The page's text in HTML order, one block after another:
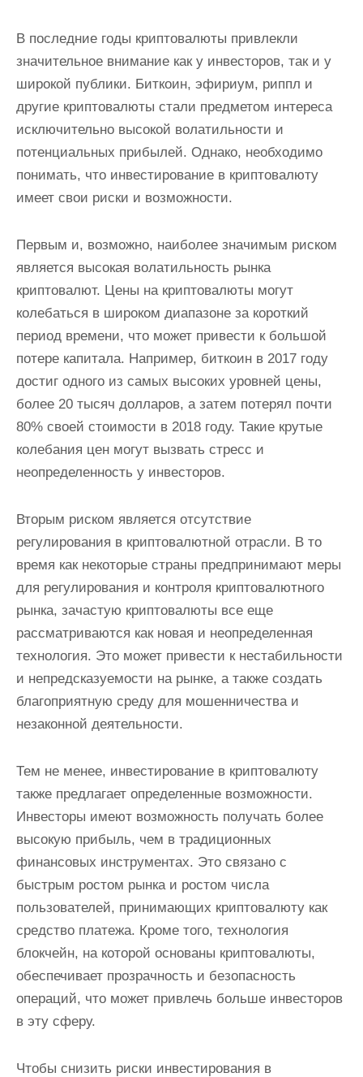
В последние годы криптовалюты привлекли
значительное внимание как у инвесторов, так и у
широкой публики. Биткоин, эфириум, риппл и
другие криптовалюты стали предметом интереса
исключительно высокой волатильности и
потенциальных прибылей. Однако, необходимо
понимать, что инвестирование в криптовалюту
имеет свои риски и возможности.
Первым и, возможно, наиболее значимым риском
является высокая волатильность рынка
криптовалют. Цены на криптовалюты могут
колебаться в широком диапазоне за короткий
период времени, что может привести к большой
потере капитала. Например, биткоин в 2017 году
достиг одного из самых высоких уровней цены,
более 20 тысяч долларов, а затем потерял почти
80% своей стоимости в 2018 году. Такие крутые
колебания цен могут вызвать стресс и
неопределенность у инвесторов.
Вторым риском является отсутствие
регулирования в криптовалютной отрасли. В то
время как некоторые страны предпринимают меры
для регулирования и контроля криптовалютного
рынка, зачастую криптовалюты все еще
рассматриваются как новая и неопределенная
технология. Это может привести к нестабильности
и непредсказуемости на рынке, а также создать
благоприятную среду для мошенничества и
незаконной деятельности.
Тем не менее, инвестирование в криптовалюту
также предлагает определенные возможности.
Инвесторы имеют возможность получать более
высокую прибыль, чем в традиционных
финансовых инструментах. Это связано с
быстрым ростом рынка и ростом числа
пользователей, принимающих криптовалюту как
средство платежа. Кроме того, технология
блокчейн, на которой основаны криптовалюты,
обеспечивает прозрачность и безопасность
операций, что может привлечь больше инвесторов
в эту сферу.
Чтобы снизить риски инвестирования в